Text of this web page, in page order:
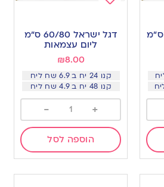
דגל ישראל 110X150 ס״מ
to
wishlist
דגל ישראל 60/80 ס״מ
ליום עצמאות
₪8.00
קנו 24 יח ב 6.9 שח ליח
קנו 48 יח ב 4.9 שח ליח
+
-
הוספה לסל